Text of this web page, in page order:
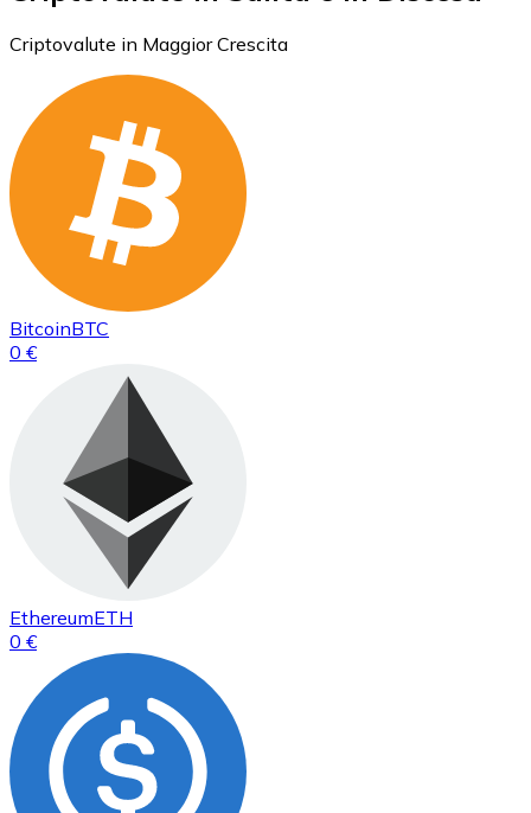
Criptovalute in Maggior Crescita
BitcoinBTC
0 €
EthereumETH
0 €